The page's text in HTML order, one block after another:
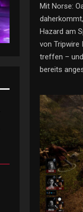
Mit Norse:
Hazard am
von Tripwire
treffen –
bereits